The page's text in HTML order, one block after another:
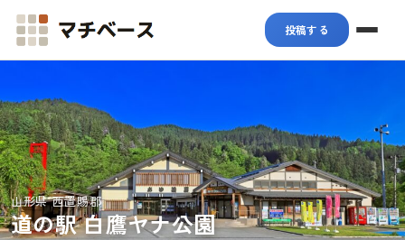
マチベース 投稿する
山形県 西置賜郡
道の駅 白鷹ヤナ公園